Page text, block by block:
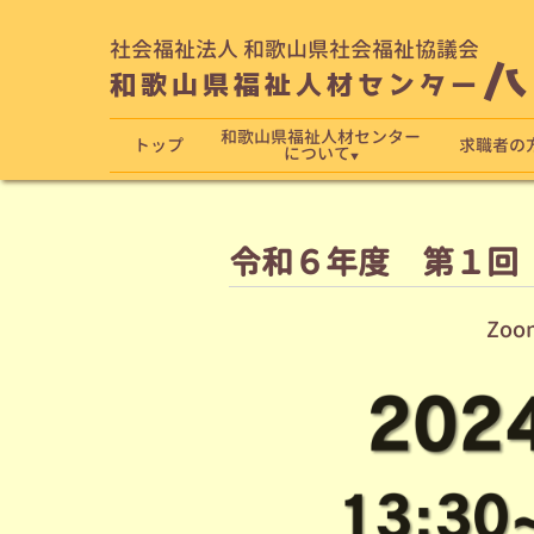
社会福祉法人 和歌山県社会福祉協議会
和歌山県福祉人材センター
トップ 和歌山県福祉人材センター
について 求職者の
令和６年度 第１回
Zoomミーティン